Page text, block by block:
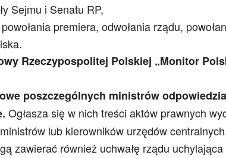
Sejmu i Senatu RP,
premiera, odwołania rządu,
Rzeczypospolitej Polskiej „Monitor
poszczególnych ministrów
Ogłasza się w nich treści aktów prawnych
lub kierowników urzędów
zawierać również uchwałę rządu